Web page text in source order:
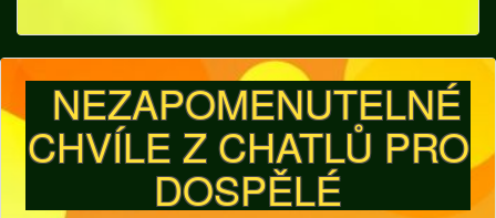
NEZAPOMENUTELNÉ
CHVÍLE Z CHATLŮ PRO
DOSPĚLÉ